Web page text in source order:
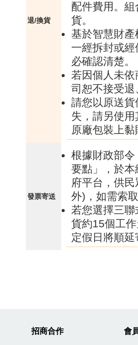
退/換貨
配件費用。
貨。
基於智慧財
一經拆封或
必確認清楚。
若因個人未
司恕不接受
請您以原送
失，請另使
原廠包裝上
發票寄送
根據財政部
要點」，於
府平台，供
外)，如需索
若您選擇三
貨約15個工
定假日將順延
招商合作 會